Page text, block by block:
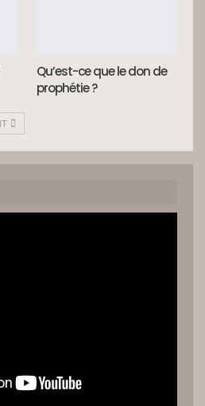
Qu’est-ce que le don de
prophétie ?